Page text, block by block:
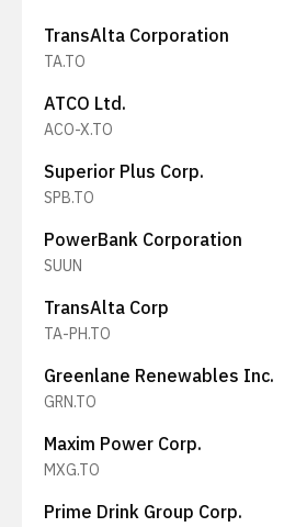
TransAlta Corporation
TA.TO
ATCO Ltd.
ACO-X.TO
Superior Plus Corp.
SPB.TO
PowerBank Corporation
SUUN
TransAlta Corp
TA-PH.TO
Greenlane Renewables Inc.
GRN.TO
Maxim Power Corp.
MXG.TO
Prime Drink Group Corp.